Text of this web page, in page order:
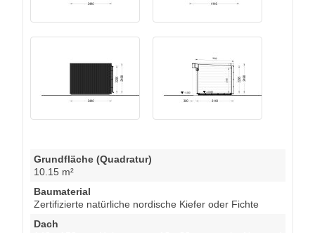
Grundfläche (Quadratur)
10.15 m²
Baumaterial
Zertifizierte natürliche nordische Kiefer oder Fichte
Dach